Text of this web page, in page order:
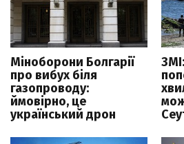
Міноборони Болгарії
про вибух біля
газопроводу:
ймовірно, це
український дрон